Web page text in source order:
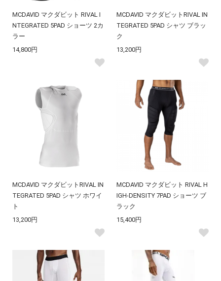
MCDAVID マクダビット RIVAL I
NTEGRATED 5PAD ショーツ 2カ
ラー
14,800円
MCDAVID マクダビットRIVAL IN
TEGRATED 5PAD シャツ ブラッ
ク
13,200円
MCDAVID マクダビットRIVAL IN
TEGRATED 5PAD シャツ ホワイ
ト
13,200円
MCDAVID マクダビット RIVAL H
IGH-DENSITY 7PAD ショーツ ブ
ラック
15,400円